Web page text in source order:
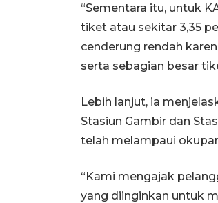
“Sementara itu, untuk
tiket atau sekitar 3,35
cenderung rendah
serta sebagian besar
Lebih lanjut, ia
Stasiun Gambir dan
telah melampaui
“Kami mengajak
yang diinginkan untuk